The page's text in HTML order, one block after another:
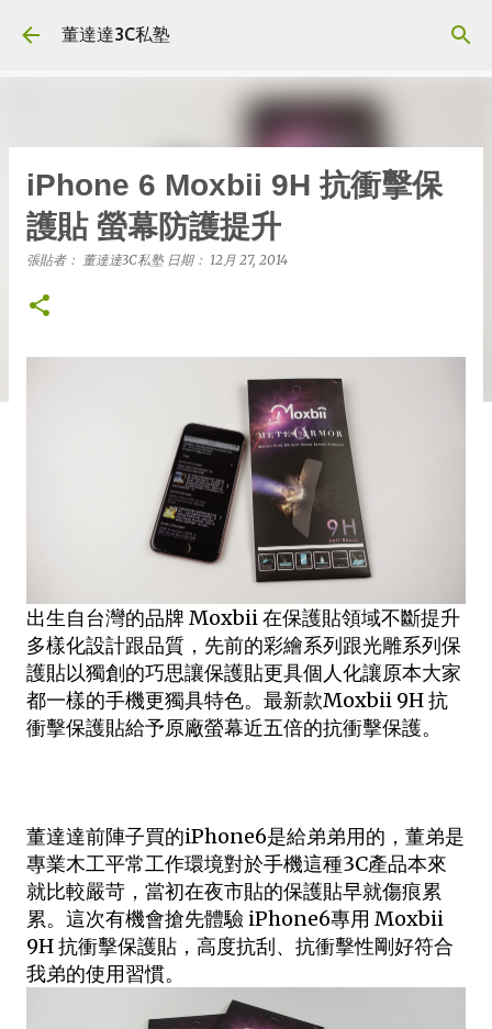
董達達3C私塾
iPhone 6 Moxbii 9H 抗衝擊保
護貼 螢幕防護提升
張貼者： 董達達3C私塾 日期： 12月 27, 2014
出生自台灣的品牌 Moxbii 在保護貼領域不斷提升
多樣化設計跟品質，先前的彩繪系列跟光雕系列保
護貼以獨創的巧思讓保護貼更具個人化讓原本大家
都一樣的手機更獨具特色。最新款Moxbii 9H 抗
衝擊保護貼給予原廠螢幕近五倍的抗衝擊保護。
董達達前陣子買的iPhone6是給弟弟用的，董弟是
專業木工平常工作環境對於手機這種3C產品本來
就比較嚴苛，當初在夜市貼的保護貼早就傷痕累
累。這次有機會搶先體驗 iPhone6專用 Moxbii
9H 抗衝擊保護貼，高度抗刮、抗衝擊性剛好符合
我弟的使用習慣。